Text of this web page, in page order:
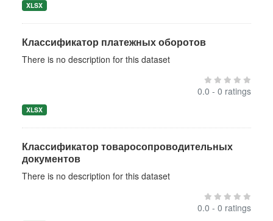
XLSX
Классификатор платежных оборотов
There is no description for this dataset
0.0 - 0 ratings
XLSX
Классификатор товаросопроводительных
документов
There is no description for this dataset
0.0 - 0 ratings